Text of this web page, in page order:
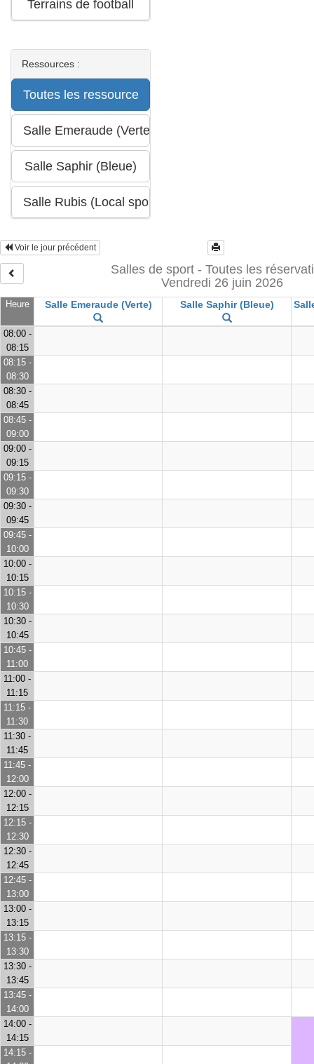
Ressources :
Voir le jour précédent
Salles de sport - Toutes les
Vendredi 26 juin 2026
Heure Salle Emeraude (Verte) Salle Saphir (Bleue)
08:00 -
08:15
08:15 -
08:30
08:30 -
08:45
08:45 -
09:00
09:00 -
09:15
09:15 -
09:30
09:30 -
09:45
09:45 -
10:00
10:00 -
10:15
10:15 -
10:30
10:30 -
10:45
10:45 -
11:00
11:00 -
11:15
11:15 -
11:30
11:30 -
11:45
11:45 -
12:00
12:00 -
12:15
12:15 -
12:30
12:30 -
12:45
12:45 -
13:00
13:00 -
13:15
13:15 -
13:30
13:30 -
13:45
13:45 -
14:00
14:00 -
14:15
14:15 -